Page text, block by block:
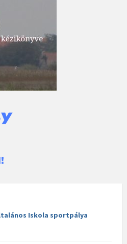
Iskola sportpálya